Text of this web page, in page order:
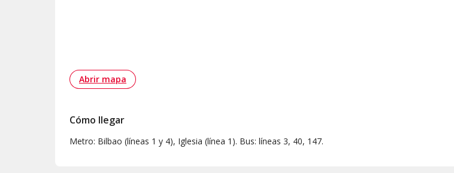
Abrir mapa
Cómo llegar
Metro: Bilbao (líneas 1 y 4), Iglesia (línea 1). Bus: líneas 3, 40, 147.